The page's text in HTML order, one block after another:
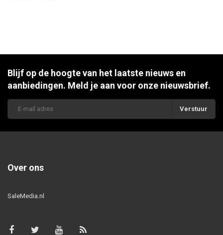
Blijf op de hoogte van het laatste nieuws en
aanbiedingen. Meld je aan voor onze nieuwsbrief.
Verstuur
Over ons
SaleMedia.nl